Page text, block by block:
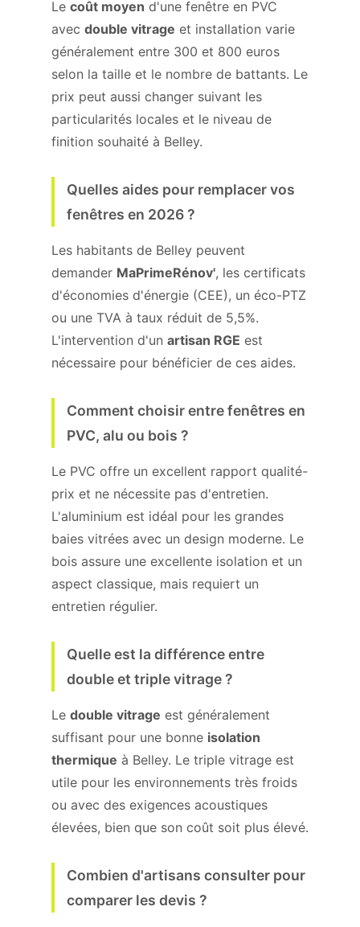
Le coût moyen d'une fenêtre en PVC
avec double vitrage et installation varie
généralement entre 300 et 800 euros
selon la taille et le nombre de battants. Le
prix peut aussi changer suivant les
particularités locales et le niveau de
finition souhaité à Belley.
Quelles aides pour remplacer vos
fenêtres en 2026 ?
Les habitants de Belley peuvent
demander MaPrimeRénov', les certificats
d'économies d'énergie (CEE), un éco-PTZ
ou une TVA à taux réduit de 5,5%.
L'intervention d'un artisan RGE est
nécessaire pour bénéficier de ces aides.
Comment choisir entre fenêtres en
PVC, alu ou bois ?
Le PVC offre un excellent rapport qualité-
prix et ne nécessite pas d'entretien.
L'aluminium est idéal pour les grandes
baies vitrées avec un design moderne. Le
bois assure une excellente isolation et un
aspect classique, mais requiert un
entretien régulier.
Quelle est la différence entre
double et triple vitrage ?
Le double vitrage est généralement
suffisant pour une bonne isolation
thermique à Belley. Le triple vitrage est
utile pour les environnements très froids
ou avec des exigences acoustiques
élevées, bien que son coût soit plus élevé.
Combien d'artisans consulter pour
comparer les devis ?